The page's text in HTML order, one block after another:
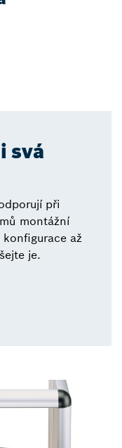
svá
při
montážní
až
je.